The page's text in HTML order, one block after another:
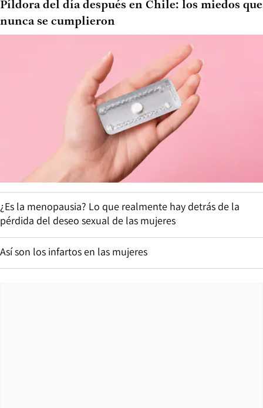
Píldora del día después en Chile: los miedos que
nunca se cumplieron
¿Es la menopausia? Lo que realmente hay detrás de la
pérdida del deseo sexual de las mujeres
Así son los infartos en las mujeres